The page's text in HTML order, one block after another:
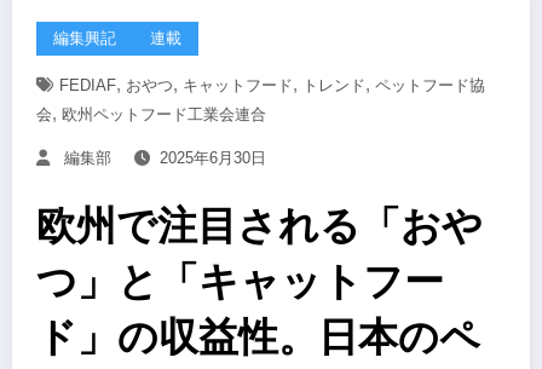
編集興記 連載
FEDIAF, おやつ, キャットフード, トレンド, ペットフード協
会, 欧州ペットフード工業会連合
編集部 2025年6月30日
欧州で注目される「おや
つ」と「キャットフー
ド」の収益性。日本のペ